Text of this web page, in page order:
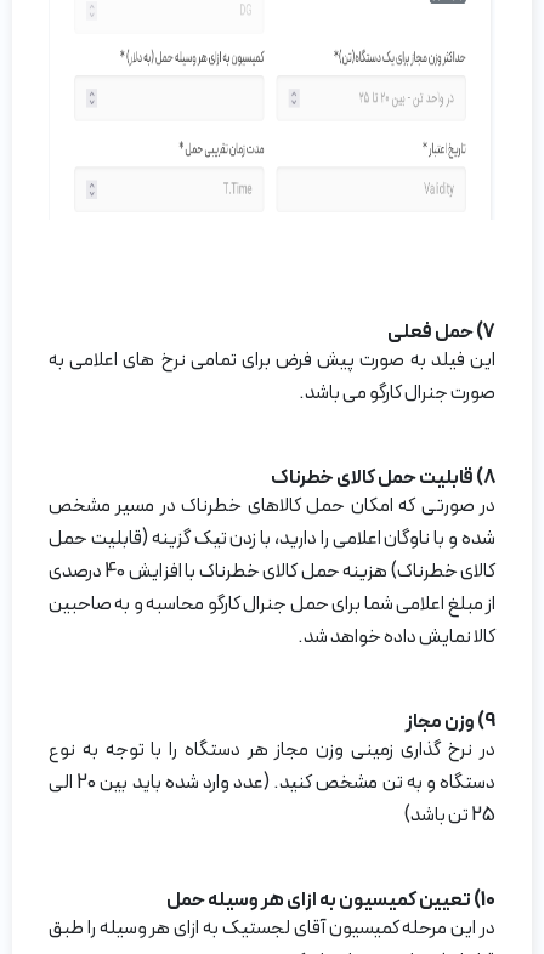
7) حمل فعلی
این فیلد به صورت پیش فرض برای تمامی نرخ های اعلامی به
صورت جنرال کارگو می باشد.
8) قابلیت حمل کالای خطرناک
در صورتی که امکان حمل کالاهای خطرناک در مسیر مشخص
شده و با ناوگان اعلامی را دارید، با زدن تیک گزینه (قابلیت حمل
کالای خطرناک) هزینه حمل کالای خطرناک با افزایش 40 درصدی
از مبلغ اعلامی شما برای حمل جنرال کارگو محاسبه و به صاحبین
کالا نمایش داده خواهد شد.
9) وزن مجاز
در نرخ گذاری زمینی وزن مجاز هر دستگاه را با توجه به نوع
دستگاه و به تن مشخص کنید. (عدد وارد شده باید بین 20 الی
25 تن باشد)
10) تعیین کمیسیون به ازای هر وسیله حمل
در این مرحله کمیسیون آقای لجستیک به ازای هر وسیله را طبق